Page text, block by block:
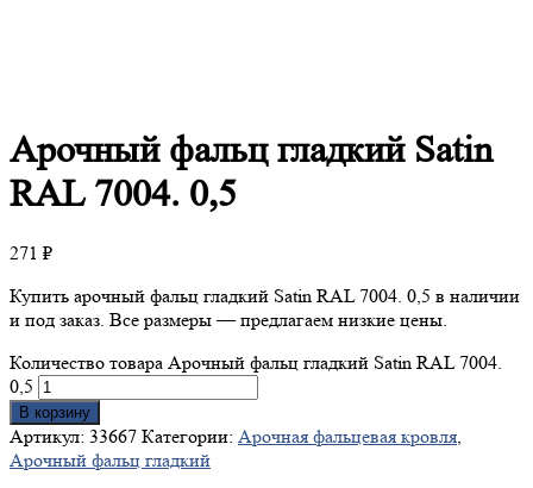
Арочныйфальц гладкий Satin
RAL 7004. 0,5
271 ₽
Купить арочный фальц гладкий Satin RAL 7004. 0,5 в наличии
и под заказ. Все размеры — предлагаем низкие цены.
Количество товара Арочный фальц гладкий Satin RAL 7004.
0,5
В корзину
Артикул: 33667 Категории: Арочная фальцевая кровля,
Арочный фальц гладкий